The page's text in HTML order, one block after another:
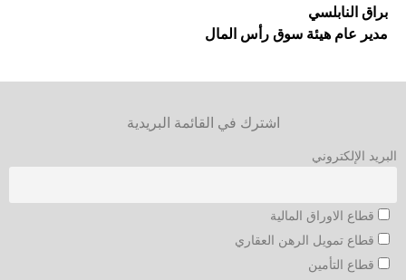
براق النابلسي
مدير عام هيئة سوق رأس المال
اشترك في القائمة البريدية
البريد الإلكتروني
قطاع الاوراق المالية
قطاع تمويل الرهن العقاري
قطاع التأمين